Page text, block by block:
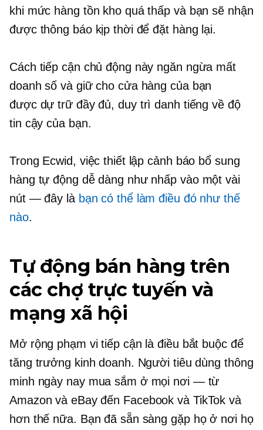
khi mức hàng tồn kho quá thấp và bạn sẽ nhận
được thông báo kịp thời để đặt hàng lại.
Cách tiếp cận chủ động này ngăn ngừa mất
doanh số và giữ cho cửa hàng của bạn
được dự trữ đầy đủ, duy trì danh tiếng về độ
tin cậy của bạn.
Trong Ecwid, việc thiết lập cảnh báo bổ sung
hàng tự động dễ dàng như nhấp vào một vài
nút — đây là bạn có thể làm điều đó như thế
nào.
Tự động bán hàng trên
các chợ trực tuyến và
mạng xã hội
Mở rộng phạm vi tiếp cận là điều bắt buộc để
tăng trưởng kinh doanh. Người tiêu dùng thông
minh ngày nay mua sắm ở mọi nơi — từ
Amazon và eBay đến Facebook và TikTok và
hơn thế nữa. Bạn đã sẵn sàng gặp họ ở nơi họ